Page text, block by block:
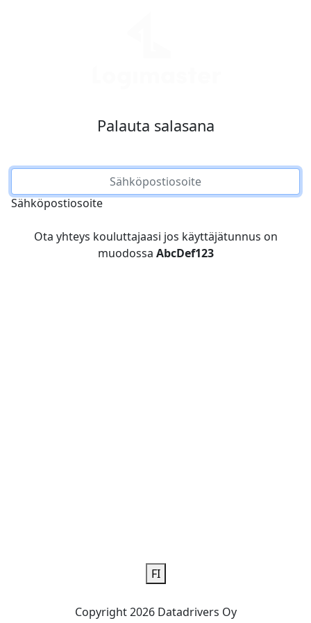
Palauta salasana
Sähköpostiosoite
Ota yhteys kouluttajaasi jos käyttäjätunnus on
muodossa AbcDef123
FI
Copyright 2026 Datadrivers Oy